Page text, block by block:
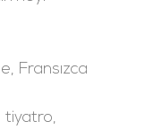
Fransızca
tiyatro,